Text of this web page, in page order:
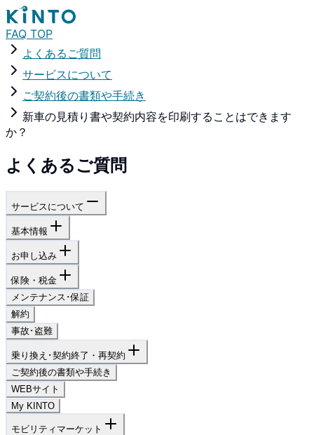
FAQ TOP
よくあるご質問
サービスについて
ご契約後の書類や手続き
新車の見積り書や契約内容を印刷することはできます
か？
よくあるご質問
サービスについて
基本情報
お申し込み
保険・税金
メンテナンス･保証
解約
事故･盗難
乗り換え･契約終了・再契約
ご契約後の書類や手続き
WEBサイト
My KINTO
モビリティマーケット